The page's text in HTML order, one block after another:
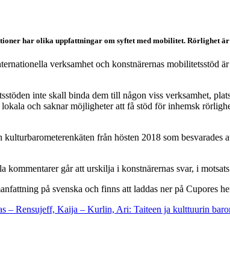
har olika uppfattningar om syftet med mobilitet. Rörlighet
verksamhet och konstnärernas
inte skall binda dem till någon viss verksamhet,
och saknar möjligheter att få stöd för inhemsk
kulturbarometerenkäten från hösten 2018 som
går att urskilja i konstnärernas svar, i
på svenska och finns att laddas ner på Cupores
– Rensujeff, Kaija – Kurlin, Ari: Taiteen ja kulttuurin